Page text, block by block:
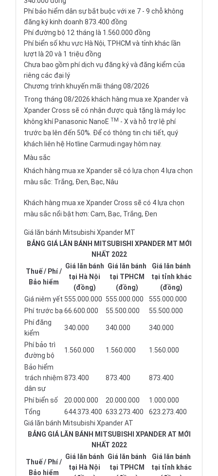
Phí bảo hiểm dân sự bắt buộc với xe 7 - 9 chỗ không
đăng ký kinh doanh 873.400 đồng
Phí đường bộ 12 tháng là 1.560.000 đồng
Phí biển số khu vực Hà Nội, TPHCM và tỉnh khác lần
lượt là 20 và 1 triệu đồng
Chưa bao gồm phí dịch vụ đăng ký và đăng kiểm của
riêng các đại lý
Chương trình khuyến mãi tháng 08/2026
Trong tháng 08/2026 khách hàng mua xe Xpander và
Xpander Cross sẽ có nhận được quà tặng là máy lọc
không khí Panasonic NanoE TM - X và hỗ trợ lệ phí
trước bạ lên đến 50%. Để có thông tin chi tiết, quý
khách liên hệ Hotline Carmudi ngay hôm nay.
Màu sắc
Khách hàng mua xe Xpander sẽ có lựa chọn 4 lựa chọn
màu sắc: Trắng, Đen, Bạc, Nâu
Khách hàng mua xe Xpander Cross sẽ có 4 lựa chọn
màu sắc nổi bật hơn: Cam, Bạc, Trắng, Đen
Giá lăn bánh Mitsubishi Xpander MT
BẢNG GIÁ LĂN BÁNH MITSUBISHI XPANDER MT MỚI
NHẤT 2022
Thuế / Phí /
Bảo hiểm
Giá lăn bánh
tại Hà Nội
(đồng)
Giá lăn bánh
tại TPHCM
(đồng)
Giá lăn bánh
tại tỉnh khác
(đồng)
Giá niêm yết 555.000.000 555.000.000
555.000.000
Phí trước bạ66.600.000 55.500.000
55.500.000
Phí đăng
kiểm
340.000 340.000 340.000
Phí bảo trì
đường bộ
1.560.000 1.560.000 1.560.000
Bảo hiểm
trách nhiệm
dân sự
873.400 873.400 873.400
Phí biển số 20.000.000 20.000.000
1.000.000
Tổng
644.373.400 633.273.400
623.273.400
Giá lăn bánh Mitsubishi Xpander AT
BẢNG GIÁ LĂN BÁNH MITSUBISHI XPANDER AT MỚI
NHẤT 2022
Thuế / Phí /
Bảo hiểm
Giá lăn bánh
tại Hà Nội
Giá lăn bánh
tại TPHCM
Giá lăn bánh
tại tỉnh khác